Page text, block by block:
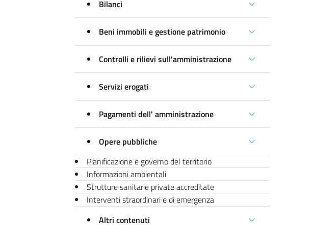
Bilanci
Beni immobili e gestione patrimonio
Controlli e rilievi sull'amministrazione
Servizi erogati
Pagamenti dell' amministrazione
Opere pubbliche
Pianificazione e governo del territorio
Informazioni ambientali
Strutture sanitarie private accreditate
Interventi straordinari e di emergenza
Altri contenuti